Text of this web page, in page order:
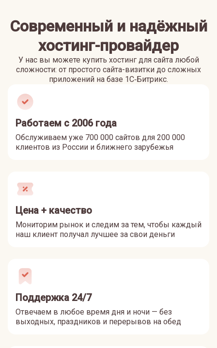
Современный и надёжный
хостинг-провайдер
У нас вы можете купить хостинг для сайта любой
сложности: от простого сайта-визитки до сложных
приложений на базе 1С‑Битрикс.
Работаем с 2006 года
Обслуживаем уже 700 000 сайтов для 200 000
клиентов из России и ближнего зарубежья
Цена + качество
Мониторим рынок и следим за тем, чтобы каждый
наш клиент получал лучшее за свои деньги
Поддержка 24/7
Отвечаем в любое время дня и ночи — без
выходных, праздников и перерывов на обед